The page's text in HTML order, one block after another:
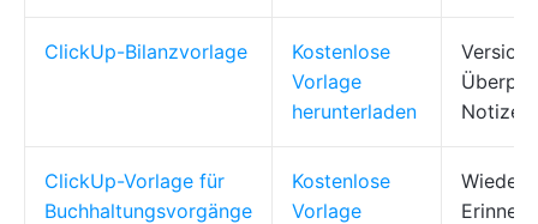
ClickUp-Bilanzvorlage
Kostenlose
Vorlage
herunterladen
Notizen
ClickUp-Vorlage für
Buchhaltungsvorgänge
Kostenlose
Vorlage